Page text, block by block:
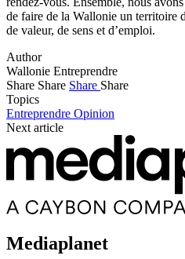
de faire de la Wallonie un territoire
de valeur, de sens et d’emploi.
Author
Wallonie Entreprendre
Share Share Share Share
Topics
Entreprendre Opinion
Next article
Mediaplanet